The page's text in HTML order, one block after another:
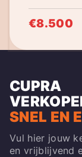
€8.500
CUPRA
SNEL EN
Vul hier jouw
en vrijblijvend